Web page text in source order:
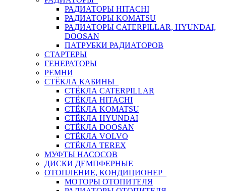
РАДИАТОРЫ HITACHI
РАДИАТОРЫ KOMATSU
РАДИАТОРЫ CATERPILLAR, HYUNDAI,
DOOSAN
ПАТРУБКИ РАДИАТОРОВ
СТАРТЕРЫ
ГЕНЕРАТОРЫ
РЕМНИ
СТЁКЛА КАБИНЫ
СТЁКЛА CATERPILLAR
СТЁКЛА HITACHI
СТЁКЛА KOMATSU
СТЁКЛА HYUNDAI
СТЁКЛА DOOSAN
СТЁКЛА VOLVO
СТЁКЛА TEREX
МУФТЫ НАСОСОВ
ДИСКИ ДЕМПФЕРНЫЕ
ОТОПЛЕНИЕ, КОНДИЦИОНЕР
МОТОРЫ ОТОПИТЕЛЯ